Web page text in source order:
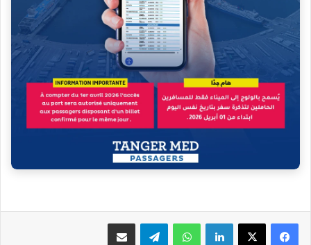
فيسبوك‫X لينكدإن واتساب تيلقرام مشاركة عبر البريد